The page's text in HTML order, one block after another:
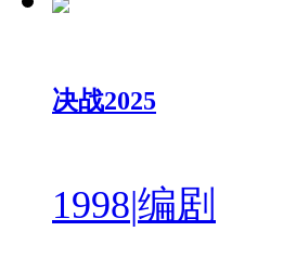
决战2025
1998|编剧